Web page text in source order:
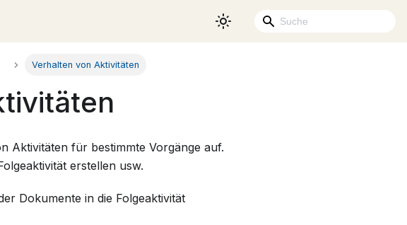
Verhalten von Aktivitäten
Aktivitäten für bestimmte Vorgänge auf.
erstellen usw.
Dokumente in die Folgeaktivität